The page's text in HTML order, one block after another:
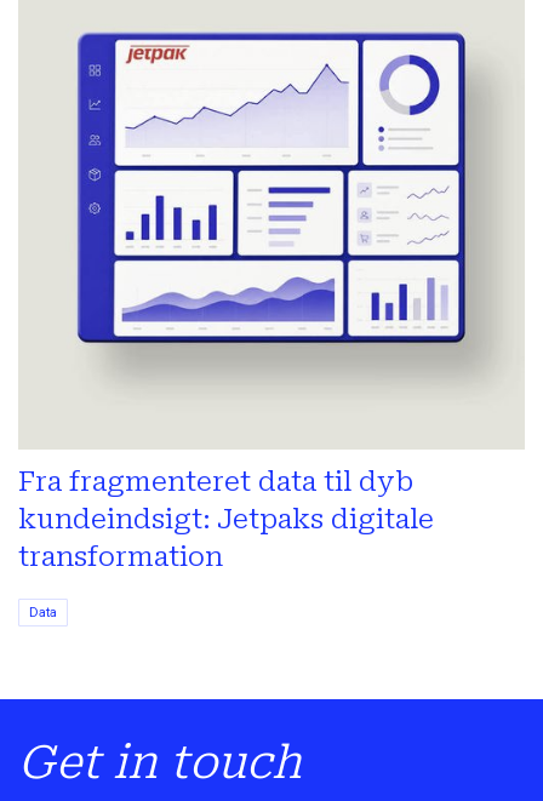
Fra fragmenteret data til dyb
kundeindsigt: Jetpaks digitale
transformation
Data
Get in touch